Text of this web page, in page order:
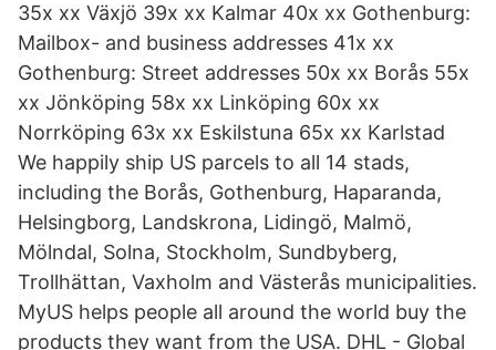
35x xx Växjö 39x xx Kalmar 40x xx Gothenburg:
Mailbox- and business addresses 41x xx
Gothenburg: Street addresses 50x xx Borås 55x
xx Jönköping 58x xx Linköping 60x xx
Norrköping 63x xx Eskilstuna 65x xx Karlstad
We happily ship US parcels to all 14 stads,
including the Borås, Gothenburg, Haparanda,
Helsingborg, Landskrona, Lidingö, Malmö,
Mölndal, Solna, Stockholm, Sundbyberg,
Trollhättan, Vaxholm and Västerås municipalities.
MyUS helps people all around the world buy the
products they want from the USA. DHL - Global